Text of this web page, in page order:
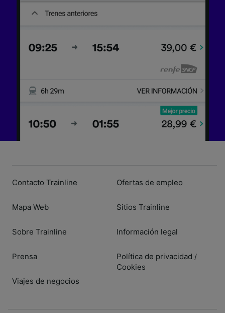
Contacto Trainline
Mapa Web
Sobre Trainline
Prensa
Viajes de negocios
Ofertas de empleo
Sitios Trainline
Información legal
Política de privacidad /
Cookies
contenido personalizados, medición de
Lista de asociados (proveedores)